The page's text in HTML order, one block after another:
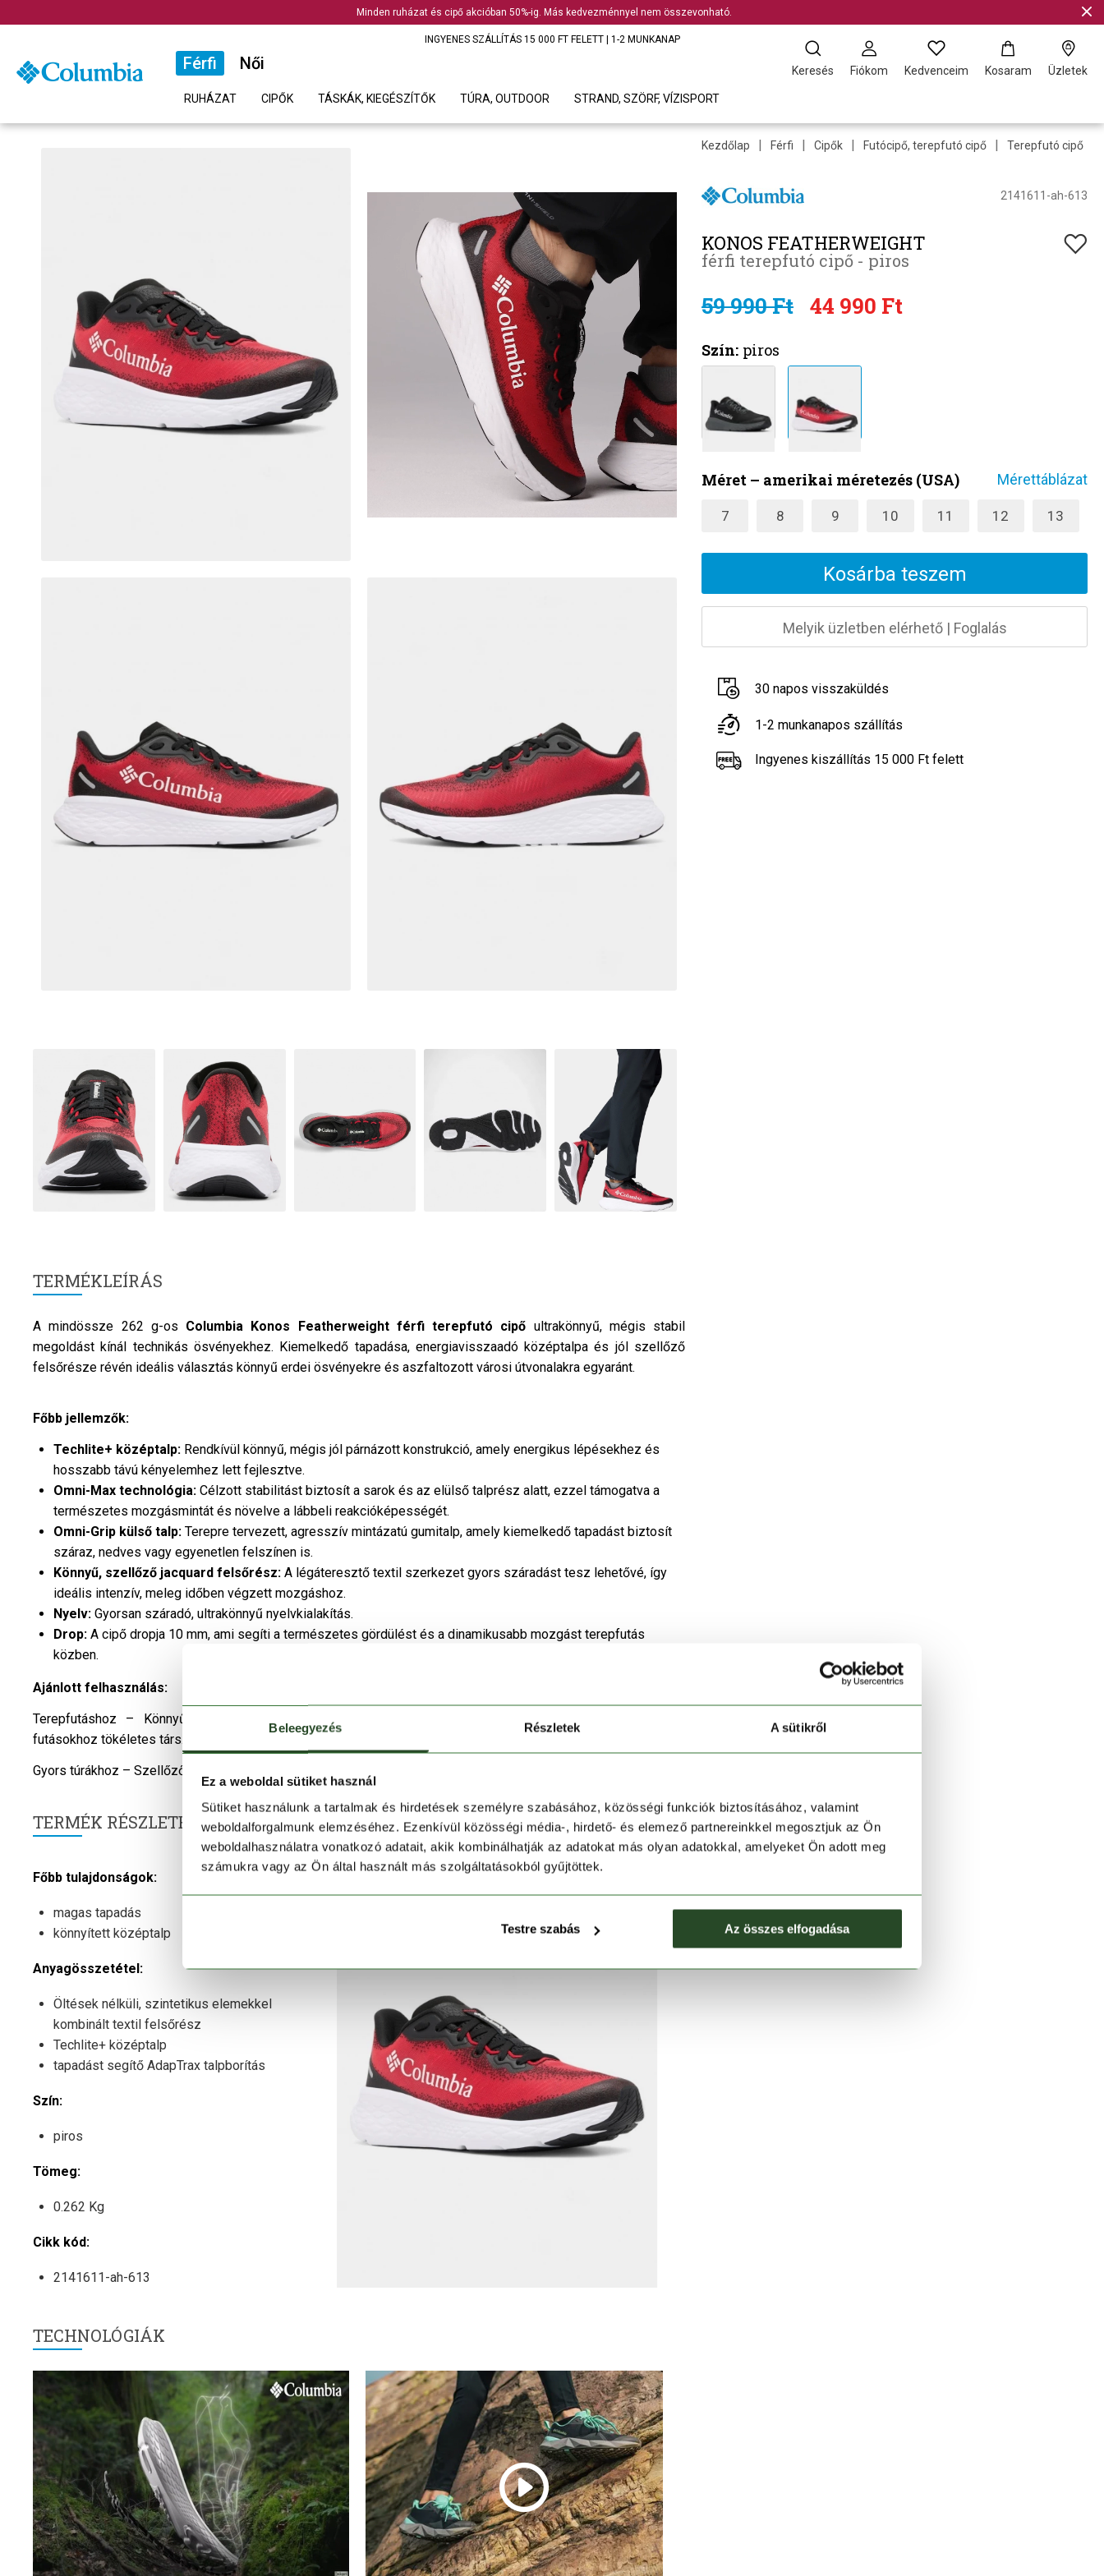
Beleegyezés Részletek A sütikről
Ez a weboldal sütiket használ
Sütiket használunk a tartalmak és hirdetések személyre szabásához, közösségi funkciók biztosításához, valamint
weboldalforgalmunk elemzéséhez. Ezenkívül közösségi média-, hirdető- és elemező partnereinkkel megosztjuk az Ön
weboldalhasználatra vonatkozó adatait, akik kombinálhatják az adatokat más olyan adatokkal, amelyeket Ön adott meg
számukra vagy az Ön által használt más szolgáltatásokból gyűjtöttek.
Testre szabás Az összes elfogadása
Minden ruházat és cipő akcióban 50%-ig. Más kedvezménnyel nem összevonható.
INGYENES SZÁLLÍTÁS 15 000 FT FELETT | 1-2 MUNKANAP
Férfi Női
RUHÁZAT CIPŐK TÁSKÁK, KIEGÉSZÍTŐK TÚRA, OUTDOOR STRAND, SZÖRF, VÍZISPORT
Keresés Fiókom Kedvenceim Kosaram Üzletek
TERMÉKLEÍRÁS
A mindössze 262 g-os Columbia Konos Featherweight férfi terepfutó cipő ultrakönnyű, mégis stabil
megoldást kínál technikás ösvényekhez. Kiemelkedő tapadása, energiavisszaadó középtalpa és jól szellőző
felsőrésze révén ideális választás könnyű erdei ösvényekre és aszfaltozott városi útvonalakra egyaránt.
Főbb jellemzők:
Techlite+ középtalp: Rendkívül könnyű, mégis jól párnázott konstrukció, amely energikus lépésekhez és
hosszabb távú kényelemhez lett fejlesztve.
Omni-Max technológia: Célzott stabilitást biztosít a sarok és az elülső talprész alatt, ezzel támogatva a
természetes mozgásmintát és növelve a lábbeli reakcióképességét.
Omni-Grip külső talp: Terepre tervezett, agresszív mintázatú gumitalp, amely kiemelkedő tapadást biztosít
száraz, nedves vagy egyenetlen felszínen is.
Könnyű, szellőző jacquard felsőrész: A légáteresztő textil szerkezet gyors száradást tesz lehetővé, így
ideális intenzív, meleg időben végzett mozgáshoz.
Nyelv: Gyorsan száradó, ultrakönnyű nyelvkialakítás.
Drop: A cipő dropja 10 mm, ami segíti a természetes gördülést és a dinamikusabb mozgást terepfutás
közben.
Ajánlott felhasználás:
Terepfutáshoz – Könnyű szerkezete, aktív energia-visszanyerése és biztos tapadása révén dinamikus
futásokhoz tökéletes társ.
Gyors túrákhoz – Szellőző kialakítása és sarokstabilitása ideálissá teszi meredek, változatos útvonalakra is.
TERMÉK RÉSZLETEK
Főbb tulajdonságok:
magas tapadás
könnyített középtalp
Anyagösszetétel:
Öltések nélküli, szintetikus elemekkel
kombinált textil felsőrész
Techlite+ középtalp
tapadást segítő AdapTrax talpborítás
Szín:
piros
Tömeg:
0.262 Kg
Cikk kód:
2141611-ah-613
TECHNOLÓGIÁK
Kezdőlap | Férfi | Cipők | Futócipő, terepfutó cipő | Terepfutó cipő
2141611-ah-613
KONOS FEATHERWEIGHT
férfi terepfutó cipő - piros
59 990 Ft 44 990 Ft
Szín: piros
Méret – amerikai méretezés (USA) Mérettáblázat
7 8 9 10 11 12 13
Kosárba teszem
Melyik üzletben elérhető| Foglalás
30 napos visszaküldés
1-2 munkanapos szállítás
Ingyenes kiszállítás 15 000 Ft felett